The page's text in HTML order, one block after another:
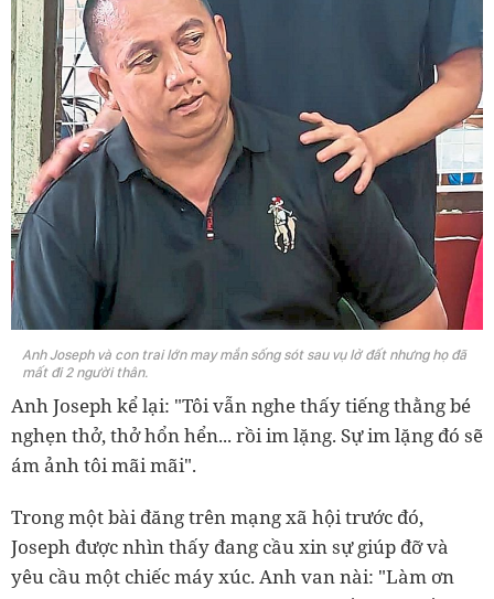
Anh Joseph và con trai lớn may mắn sống sót sau vụ lở đất nhưng họ đã
mất đi 2 người thân.
Anh Joseph kể lại: "Tôi vẫn nghe thấy tiếng thằng bé
nghẹn thở, thở hổn hển... rồi im lặng. Sự im lặng đó sẽ
ám ảnh tôi mãi mãi".
Trong một bài đăng trên mạng xã hội trước đó,
Joseph được nhìn thấy đang cầu xin sự giúp đỡ và
yêu cầu một chiếc máy xúc. Anh van nài: "Làm ơn